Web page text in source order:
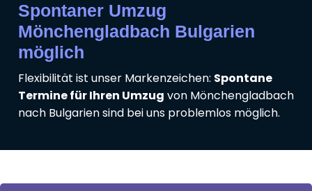
Spontaner Umzug
Mönchengladbach Bulgarien
möglich
Flexibilität ist unser Markenzeichen: Spontane
Termine für Ihren Umzug von Mönchengladbach
nach Bulgarien sind bei uns problemlos möglich.